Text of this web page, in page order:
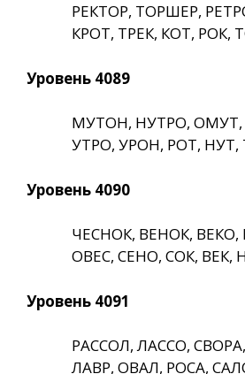
РЕКТОР, ТОРШЕР,
КРОТ, ТРЕК, КОТ, РОК,
Уровень 4089
МУТОН, НУТРО, ОМУТ,
УТРО, УРОН, РОТ,
Уровень 4090
ЧЕСНОК, ВЕНОК, ВЕКО,
ОВЕС, СЕНО, СОК, ВЕК,
Уровень 4091
РАССОЛ, ЛАССО,
ЛАВР, ОВАЛ, РОСА,